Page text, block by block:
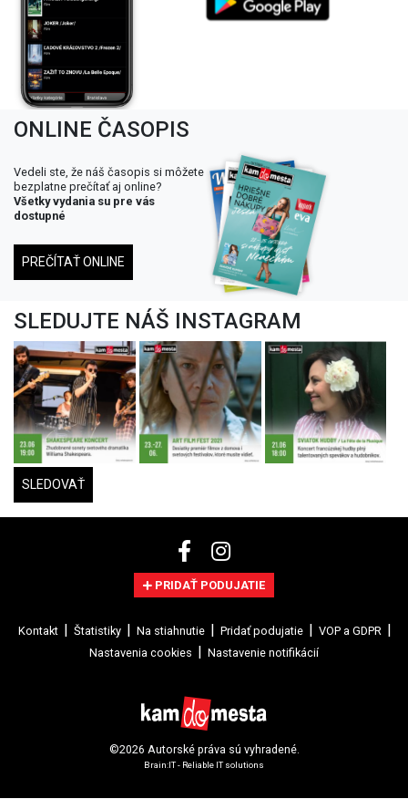
ONLINE ČASOPIS
Vedeli ste, že náš časopis si môžete
bezplatne prečítať aj online?
Všetky vydania su pre vás
dostupné
PREČÍTAŤ ONLINE
SLEDUJTE NÁŠ INSTAGRAM
SLEDOVAŤ
PRIDAŤ PODUJATIE
Kontakt Štatistiky Na stiahnutie Pridať podujatie
VOP a GDPR
Nastavenia cookies
Nastavenie notifikácií
©2026 Autorské práva sú vyhradené.
Brain:IT - Reliable IT solutions